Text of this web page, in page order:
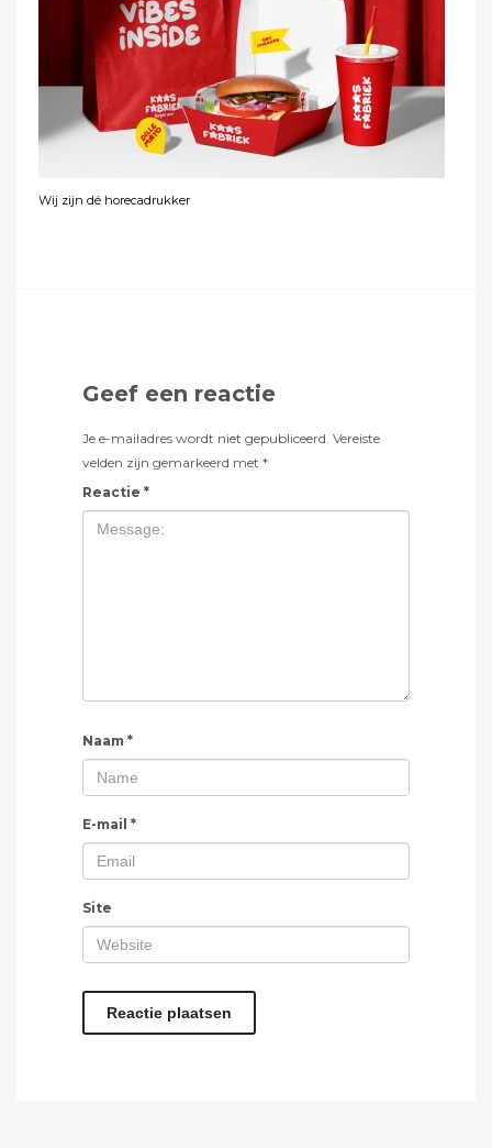
Wij zijn dé horecadrukker
Geef een reactie
Je e-mailadres wordt niet gepubliceerd. Vereiste
velden zijn gemarkeerd met *
Reactie *
Naam *
E-mail *
Site